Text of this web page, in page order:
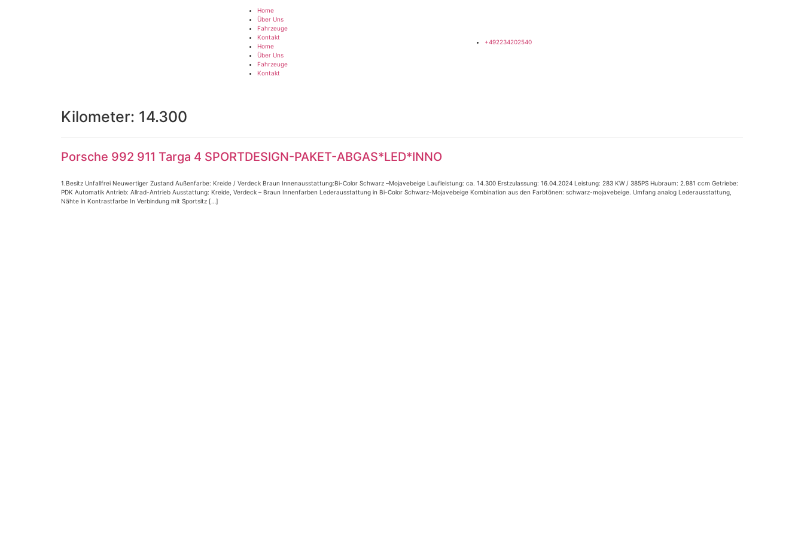
Home
Über Uns
Fahrzeuge
Kontakt
Home
Über Uns
Fahrzeuge
Kontakt
+492234202540
Kilometer: 14.300
Porsche 992 911 Targa 4 SPORTDESIGN-PAKET-ABGAS*LED*INNO
1.Besitz Unfallfrei Neuwertiger Zustand Außenfarbe: Kreide / Verdeck Braun Innenausstattung:Bi-Color Schwarz –Mojavebeige Laufleistung: ca. 14.300 Erstzulassung: 16.04.2024 Leistung: 283 KW / 385PS Hubraum: 2.981 ccm Getriebe:
PDK Automatik Antrieb: Allrad-Antrieb Ausstattung: Kreide, Verdeck – Braun Innenfarben Lederausstattung in Bi-Color Schwarz-Mojavebeige Kombination aus den Farbtönen: schwarz-mojavebeige. Umfang analog Lederausstattung,
Nähte in Kontrastfarbe In Verbindung mit Sportsitz […]